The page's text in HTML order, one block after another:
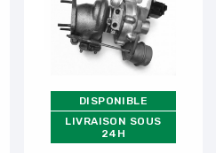
DISPONIBLE
LIVRAISON SOUS
24H